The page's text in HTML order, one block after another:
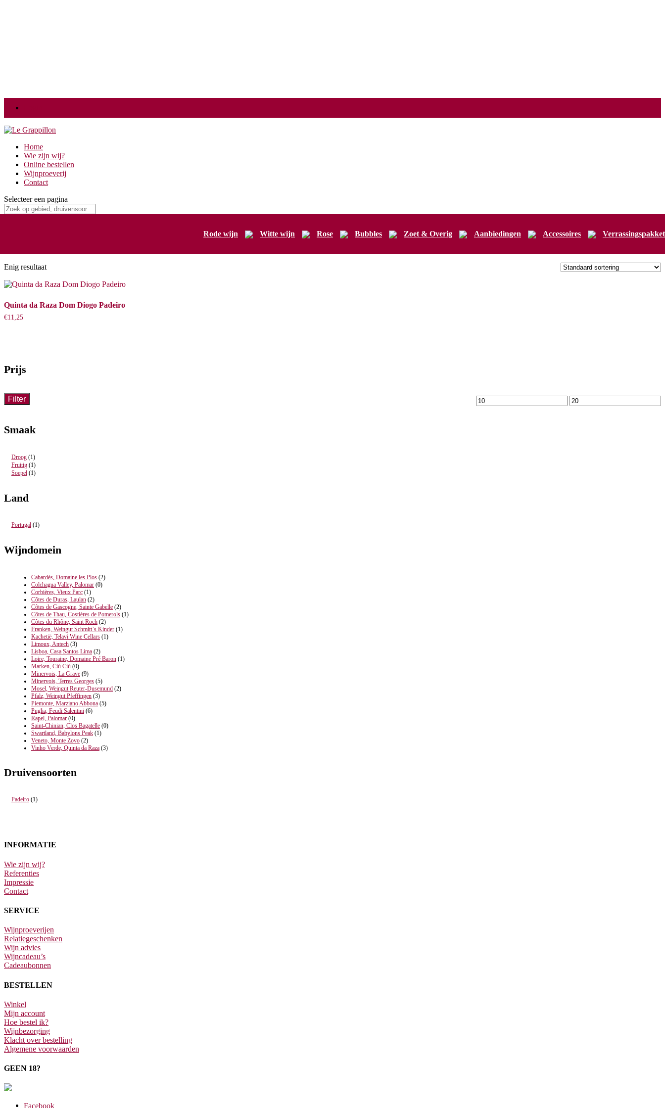
Home
Wie zijn wij?
Online bestellen
Wijnproeverij
Contact
Selecteer een pagina
Rode wijn Witte wijn Rose Bubbles Zoet & Overig Aanbiedingen Accessoires Verrassingspakket
Enig resultaat
Quinta da Raza Dom Diogo Padeiro
€11,25
Prijs
Min. Max.
Filter
Smaak
Droog (1)
Fruitig (1)
Soepel (1)
Land
Portugal (1)
Wijndomein
Cabardès, Domaine les Plos (2)
Colchagua Valley, Palomar (0)
Corbières, Vieux Parc (1)
Côtes de Duras, Laulan (2)
Côtes de Gascogne, Sainte Gabelle (2)
Côtes de Thau, Costières de Pomerols (1)
Côtes du Rhône, Saint Roch (2)
Franken, Weingut Schmitt`s Kinder (1)
Kachetië, Telavi Wine Cellars (1)
Limoux, Antech (3)
Lisboa, Casa Santos Lima (2)
Loire, Touraine, Domaine Pré Baron (1)
Marken, Ciù Ciù (0)
Minervois, La Grave (9)
Minervois, Terres Georges (5)
Mosel, Weingut Reuter-Dusemund (2)
Pfalz, Weingut Pfeffingen (3)
Piemonte, Marziano Abbona (5)
Puglia, Feudi Salentini (6)
Rapel, Palomar (0)
Saint-Chinian, Clos Bagatelle (0)
Swartland, Babylons Peak (1)
Veneto, Monte Zovo (2)
Vinho Verde, Quinta da Raza (3)
Druivensoorten
Padeiro (1)
INFORMATIE
Wie zijn wij?
Referenties
Impressie
Contact
SERVICE
Wijnproeverijen
Relatiegeschenken
Wijn advies
Wijncadeau’s
Cadeaubonnen
BESTELLEN
Winkel
Mijn account
Hoe bestel ik?
Wijnbezorging
Klacht over bestelling
Algemene voorwaarden
GEEN 18?
Facebook